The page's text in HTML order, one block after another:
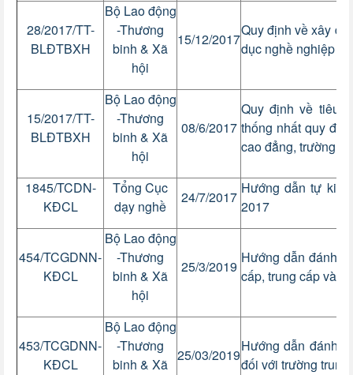
28/2017/TT-
BLĐTBXH
Bộ Lao động
-Thương
binh & Xã
hội
15/12/2017
Quy định về xây
dục nghề nghiệp
15/2017/TT-
BLĐTBXH
Bộ Lao động
-Thương
binh & Xã
hội
08/6/2017
Quy định về tiêu
thống nhất quy
cao đẳng, trường
1845/TCDN-
KĐCL
Tổng Cục
dạy nghề
24/7/2017
Hướng dẫn tự
2017
454/TCGDNN-
KĐCL
Bộ Lao động
-Thương
binh & Xã
hội
25/3/2019
Hướng dẫn đánh
cấp, trung cấp và
453/TCGDNN-
KĐCL
Bộ Lao động
-Thương
binh & Xã
25/03/2019
Hướng dẫn đánh
đối với trường